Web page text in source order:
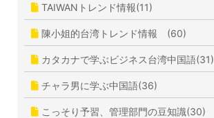
TAIWANトレンド情報(11)
陳小姐的台湾トレンド情報 (60)
カタカナで学ぶビジネス台湾中国語(31)
チャラ男に学ぶ中国語(36)
こっそり予習、管理部門の豆知識(30)